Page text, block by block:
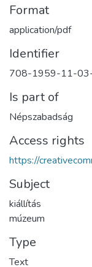
Format
application/pdf
Identifier
708-1959-11-
Is part of
Népszabadság
Access rights
https://
Subject
kiállítás
múzeum
Type
Text